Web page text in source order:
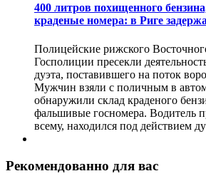
400 литров похищенного
краденые номера: в Риге
Полицейские рижского
Госполиции пресекли
дуэта, поставившего на поток
Мужчин взяли с поличным в
обнаружили склад краденого
фальшивые госномера. Водитель
всему, находился под действием
Рекомендованно для вас